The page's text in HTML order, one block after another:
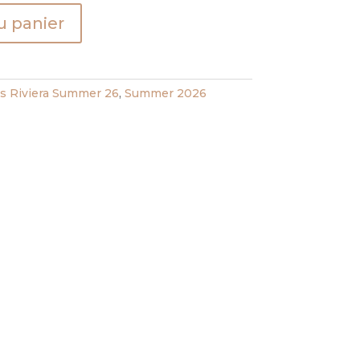
panier
Riviera Summer 26, Summer 2026